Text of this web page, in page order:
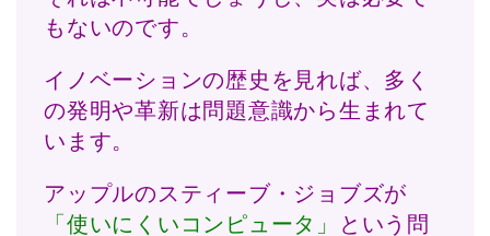
もないのです。
イノベーションの歴史を見れば、多く
の発明や革新は問題意識から生まれて
います。
アップルのスティーブ・ジョブズが
「使いにくいコンピュータ」
という問